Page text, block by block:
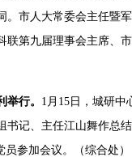
市人大常委会主任暨
第九届理事会主席、
行。 1月15日，城研中
记、主任江山舞作总
参加会议。（综合处）